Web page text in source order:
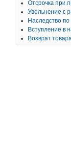
Отсрочка при
Увольнение с
Наследство
Вступление в
Возврат